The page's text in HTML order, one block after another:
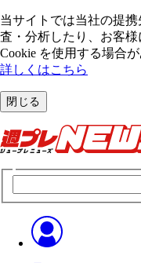
当サイトでは当社の提
査・分析したり、お客
Cookie を使⽤する場合が
詳しくはこちら
閉じる